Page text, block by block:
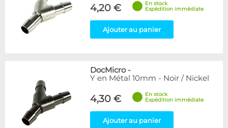
4,20 €
En stock
Expédition immédiate
Ajouter au panier
DocMicro-
Y en Métal 10mm - Noir / Nickel
4,30 €
En stock
Expédition immédiate
Ajouter au panier